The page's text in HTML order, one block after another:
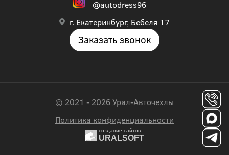
@autodress96
г. Екатеринбург, Бебеля 17
Заказать звонок
© 2021 - 2026 Урал-Авточехлы
Политика конфиденциальности
создание сайтов
URALSOFT